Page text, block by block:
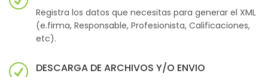
Registra los datos que necesitas para generar el XML
(e.firma, Responsable, Profesionista, Calificaciones,
etc).
DESCARGA DE ARCHIVOS Y/O ENVIO